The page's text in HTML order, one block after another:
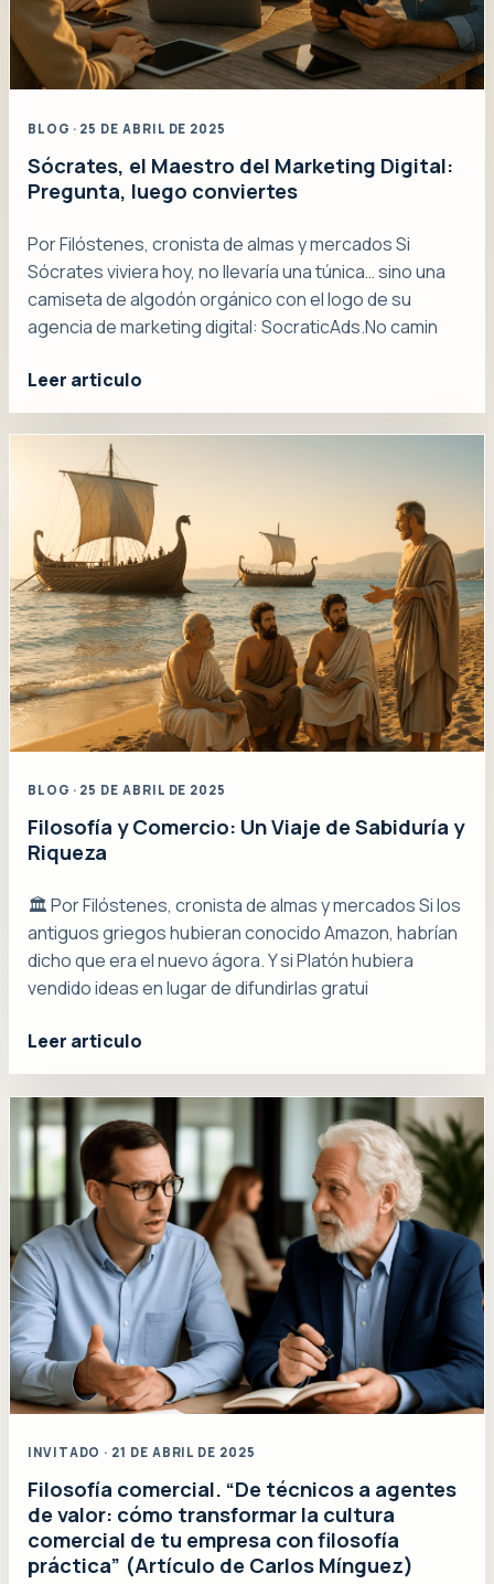
BLOG · 25 DE ABRIL DE 2025
Sócrates, el Maestro del Marketing Digital:
Pregunta, luego conviertes
Por Filóstenes, cronista de almas y mercados Si
Sócrates viviera hoy, no llevaría una túnica… sino una
camiseta de algodón orgánico con el logo de su
agencia de marketing digital: SocraticAds.No camin
Leer articulo
BLOG · 25 DE ABRIL DE 2025
Filosofía y Comercio: Un Viaje de Sabiduría y
Riqueza
🏛️ Por Filóstenes, cronista de almas y mercados Si los
antiguos griegos hubieran conocido Amazon, habrían
dicho que era el nuevo ágora. Y si Platón hubiera
vendido ideas en lugar de difundirlas gratui
Leer articulo
INVITADO · 21 DE ABRIL DE 2025
Filosofía comercial. “De técnicos a agentes
de valor: cómo transformar la cultura
comercial de tu empresa con filosofía
práctica” (Artículo de Carlos Mínguez)